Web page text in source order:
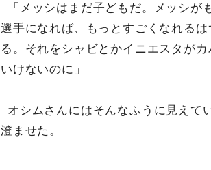
「メッシはまだ子どもだ。メッシ
選手になれば、もっとすごくなれる
る。それをシャビとかイニエスタが
いけないのに」
オシムさんにはそんなふうに見え
澄ませた。